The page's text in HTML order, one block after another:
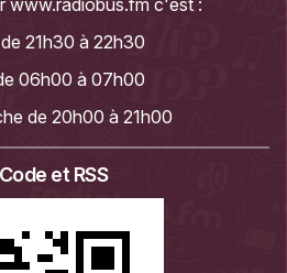
21h30 à 22h30
06h00 à 07h00
de 20h00 à 21h00
et RSS